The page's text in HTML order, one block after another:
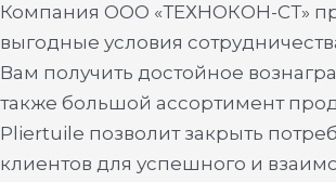
Компания ООО «ТЕХНОКОН-СТ»
выгодные условия
Вам получить достойное
также большой ассортимент
Pliertuile позволит закрыть
клиентов для успешного и